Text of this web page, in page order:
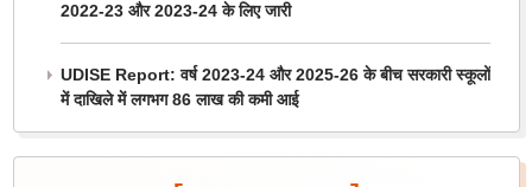
2022-23 और 2023-24 के लिए जारी
UDISE Report: वर्ष 2023-24 और 2025-26 के बीच सरकारी स्कूलों
में दाखिले में लगभग 86 लाख की कमी आई